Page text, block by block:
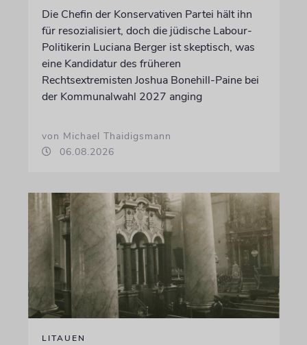
Die Chefin der Konservativen Partei hält ihn
für resozialisiert, doch die jüdische Labour-
Politikerin Luciana Berger ist skeptisch, was
eine Kandidatur des früheren
Rechtsextremisten Joshua Bonehill-Paine bei
der Kommunalwahl 2027 anging
von Michael Thaidigsmann
06.08.2026
LITAUEN